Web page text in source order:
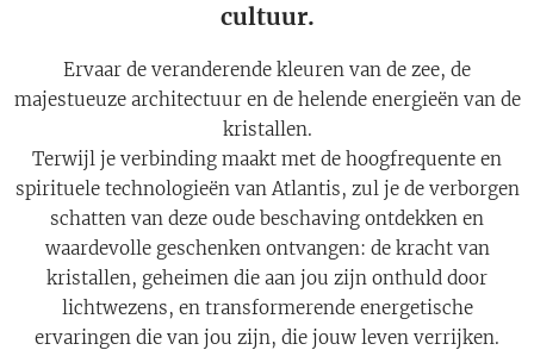
cultuur.
Ervaar de veranderende kleuren van de zee, de
majestueuze architectuur en de helende energieën van de
kristallen.
Terwijl je verbinding maakt met de hoogfrequente en
spirituele technologieën van Atlantis, zul je de verborgen
schatten van deze oude beschaving ontdekken en
waardevolle geschenken ontvangen: de kracht van
kristallen, geheimen die aan jou zijn onthuld door
lichtwezens, en transformerende energetische
ervaringen die van jou zijn, die jouw leven verrijken.